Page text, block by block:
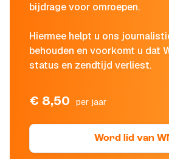
bijdrage voor omroepen.
Hiermee helpt u ons
behouden en voorkomt u dat
status en zendtijd verliest.
€ 8,50 per jaar
Word lid van